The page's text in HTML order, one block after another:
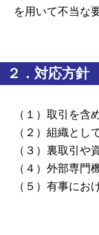
を用いて不当な
２．対応方針
（１）取引を含
（２）組織とし
（３）裏取引や
（４）外部専門
（５）有事にお